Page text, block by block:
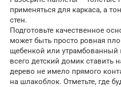
применяться для каркаса, а
стен.
Подготовьте качественное
может быть просто ровная
щебенкой или утрамбованный
всего детский домик ставить
дерево не имело прямого
на шлакоблок. Отметьте, где